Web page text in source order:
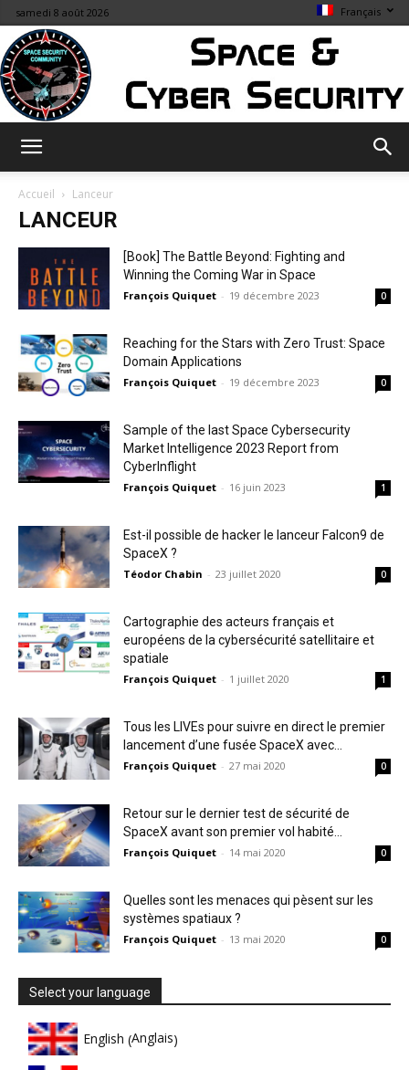
samedi 8 août 2026 Français
Accueil Lanceur
LANCEUR
[Book] The Battle Beyond: Fighting and
Winning the Coming War in Space
François Quiquet - 19 décembre 2023 0
Reaching for the Stars with Zero Trust: Space
Domain Applications
François Quiquet - 19 décembre 2023 0
Sample of the last Space Cybersecurity
Market Intelligence 2023 Report from
CyberInflight
François Quiquet - 16 juin 2023 1
Est-il possible de hacker le lanceur Falcon9 de
SpaceX ?
Téodor Chabin - 23 juillet 2020 0
Cartographie des acteurs français et
européens de la cybersécurité satellitaire et
spatiale
François Quiquet - 1 juillet 2020 1
Tous les LIVEs pour suivre en direct le premier
lancement d’une fusée SpaceX avec...
François Quiquet - 27 mai 2020 0
Retour sur le dernier test de sécurité de
SpaceX avant son premier vol habité...
François Quiquet - 14 mai 2020 0
Quelles sont les menaces qui pèsent sur les
systèmes spatiaux ?
François Quiquet - 13 mai 2020 0
Select your language
English (Anglais)